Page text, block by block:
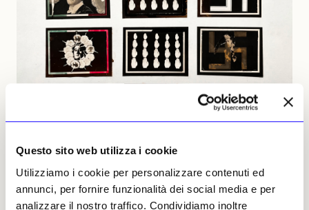
Questo sito web utilizza i cookie
Utilizziamo i cookie per personalizzare contenuti ed
annunci, per fornire funzionalità dei social media e per
analizzare il nostro traffico. Condividiamo inoltre